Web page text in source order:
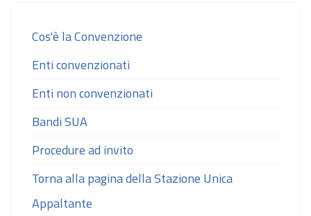
Cos'è la Convenzione
Enti convenzionati
Enti non convenzionati
Bandi SUA
Procedure ad invito
Torna alla pagina della Stazione Unica
Appaltante